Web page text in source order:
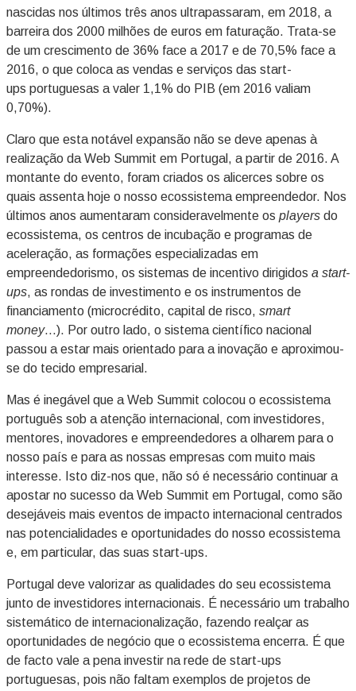
nascidas nos últimos três anos ultrapassaram, em 2018, a
barreira dos 2000 milhões de euros em faturação. Trata-se
de um crescimento de 36% face a 2017 e de 70,5% face a
2016, o que coloca as vendas e serviços das start-
ups portuguesas a valer 1,1% do PIB (em 2016 valiam
0,70%).
Claro que esta notável expansão não se deve apenas à
realização da Web Summit em Portugal, a partir de 2016. A
montante do evento, foram criados os alicerces sobre os
quais assenta hoje o nosso ecossistema empreendedor. Nos
últimos anos aumentaram consideravelmente os players do
ecossistema, os centros de incubação e programas de
aceleração, as formações especializadas em
empreendedorismo, os sistemas de incentivo dirigidos a start-
ups, as rondas de investimento e os instrumentos de
financiamento (microcrédito, capital de risco, smart
money…). Por outro lado, o sistema científico nacional
passou a estar mais orientado para a inovação e aproximou-
se do tecido empresarial.
Mas é inegável que a Web Summit colocou o ecossistema
português sob a atenção internacional, com investidores,
mentores, inovadores e empreendedores a olharem para o
nosso país e para as nossas empresas com muito mais
interesse. Isto diz-nos que, não só é necessário continuar a
apostar no sucesso da Web Summit em Portugal, como são
desejáveis mais eventos de impacto internacional centrados
nas potencialidades e oportunidades do nosso ecossistema
e, em particular, das suas start-ups.
Portugal deve valorizar as qualidades do seu ecossistema
junto de investidores internacionais. É necessário um trabalho
sistemático de internacionalização, fazendo realçar as
oportunidades de negócio que o ecossistema encerra. É que
de facto vale a pena investir na rede de start-ups
portuguesas, pois não faltam exemplos de projetos de